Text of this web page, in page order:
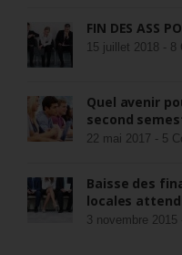
FIN DES ASS
15 juillet 2018 - 8
Quel avenir
second
22 mai 2017 - 5
Baisse des
locales
3 novembre 2015